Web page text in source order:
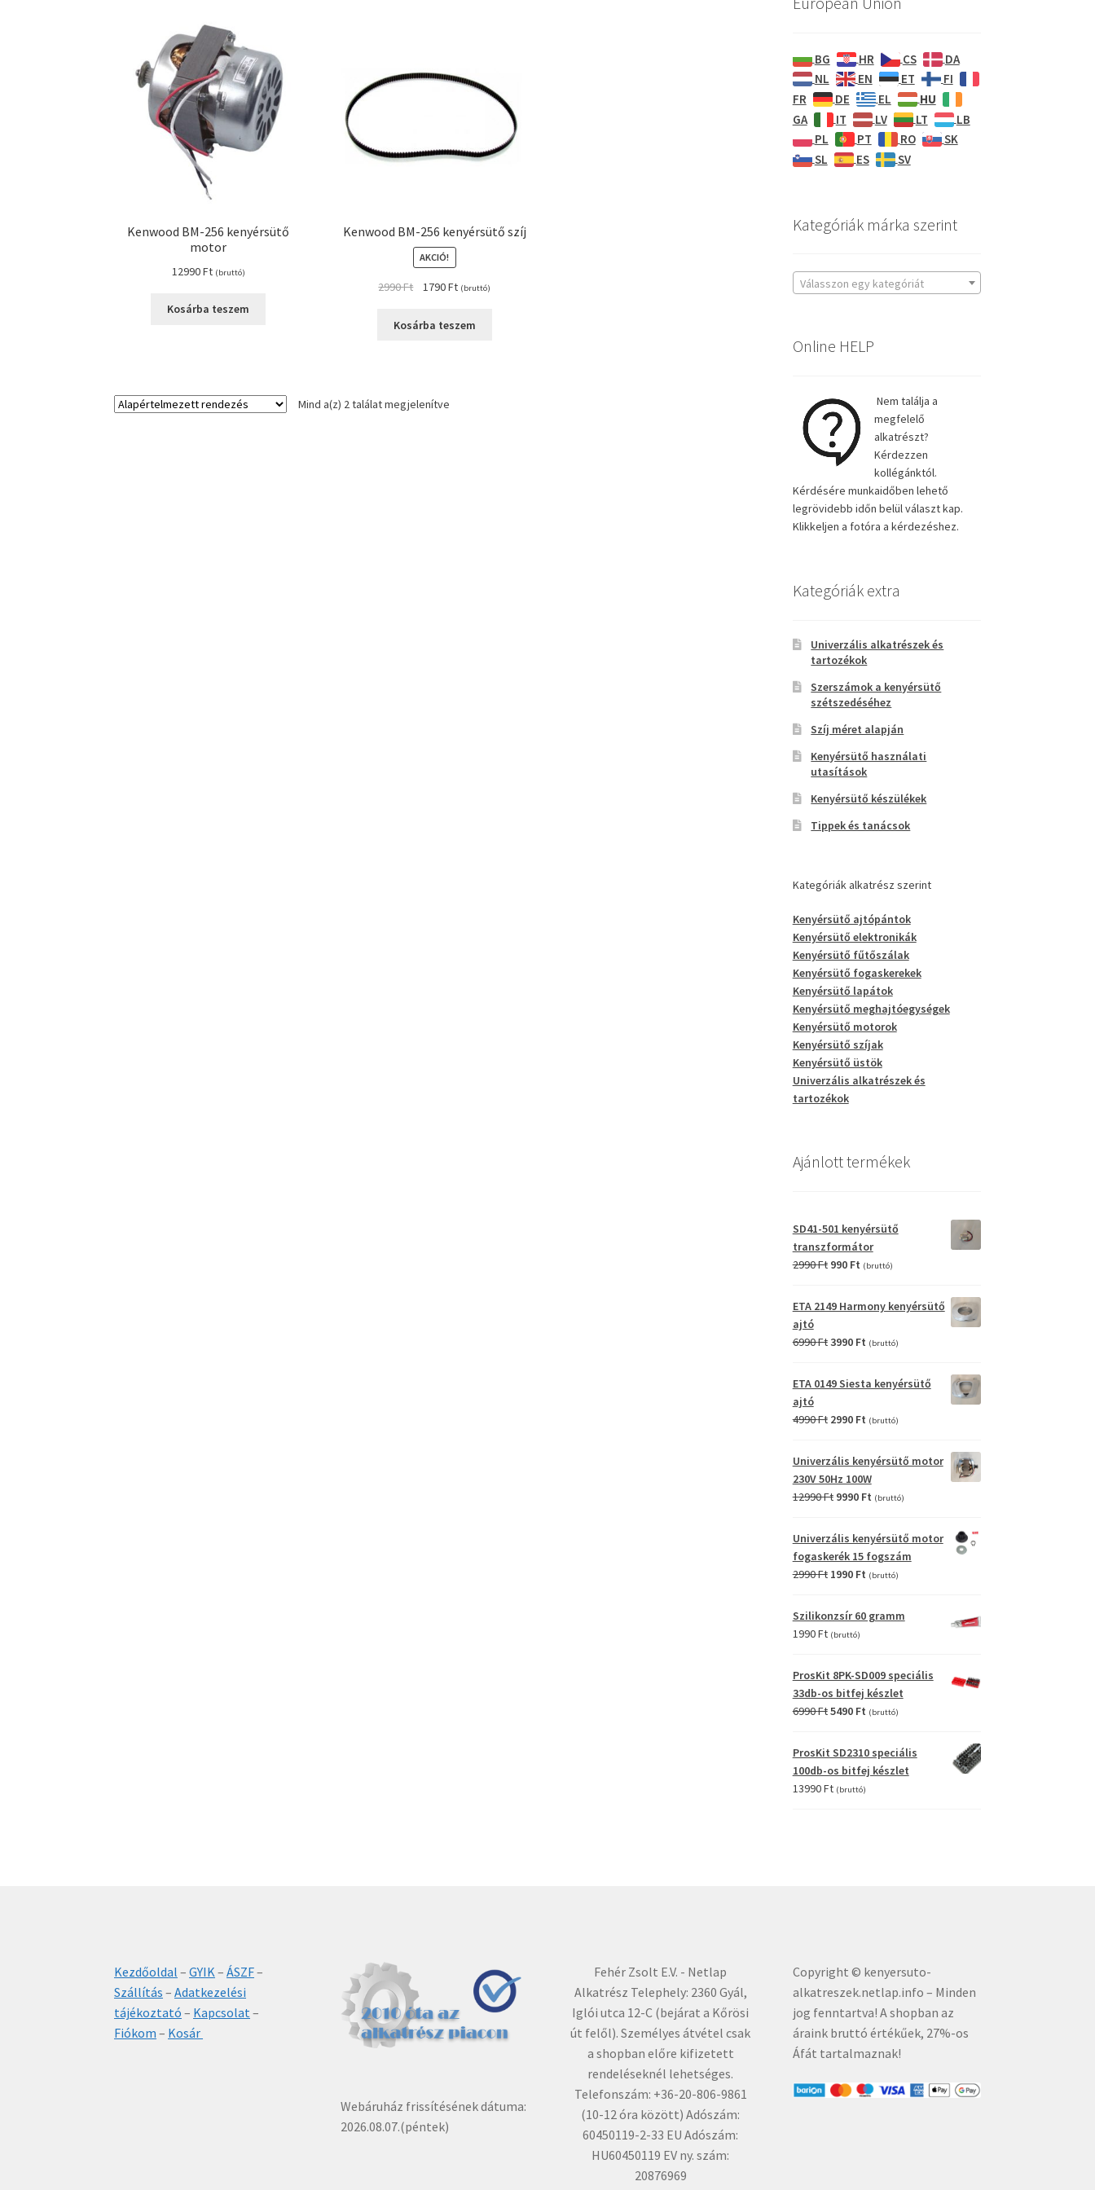
Kenwood BM-256 kenyérsütő
motor
12990Ft (bruttó)
Kosárba teszem
Kenwood BM-256 kenyérsütő szíj
AKCIÓ!
2990Ft
Original
was:
1790FtCurrent
is:
(bruttó)
Kosárba teszem
Mind a(z) 2 találat megjelenítve
BG HR CS
DA
NL
EN ET
FI
FR
DE EL
HU
GA
IT LV LT
LB
PL
PT RO
SK
SL
ES SV
Kategóriák márka szerint
Válasszon egy kategóriát
Online HELP
Nem találja a
megfelelő
alkatrészt?
Kérdezzen
kollégánktól.
Kérdésére munkaidőben lehető
legrövidebb időn belül választ kap.
Klikkeljen a fotóra a kérdezéshez.
Kategóriák extra
Univerzális alkatrészek és
tartozékok
Szerszámok a kenyérsütő
szétszedéséhez
Szíj méret alapján
Kenyérsütő használati
utasítások
Kenyérsütő készülékek
Tippek és tanácsok
Kategóriák alkatrész szerint
Kenyérsütő ajtópántok
Kenyérsütő elektronikák
Kenyérsütő fűtőszálak
Kenyérsütő fogaskerekek
Kenyérsütő lapátok
Kenyérsütő meghajtóegységek
Kenyérsütő motorok
Kenyérsütő szíjak
Kenyérsütő üstök
Univerzális alkatrészek és
tartozékok
Ajánlott termékek
SD41-501 kenyérsütő
transzformátor
2990Ft Original
was:
990 FtCurrent
990 Ft.
(bruttó)
ETA 2149 Harmony kenyérsütő
ajtó
6990FtOriginal
was:
3990 FtCurrent
is:
3990 Ft.
(bruttó)
ETA 0149 Siesta kenyérsütő
ajtó
4990Ft Original
was:
4990 Ft.
2990 FtCurrent
2990 Ft.
(bruttó)
Univerzális kenyérsütő motor
230V 50Hz 100W
12990Ft Original
was:
12990 Ft.
9990 FtCurrent
is:
9990 Ft.
(bruttó)
Univerzális kenyérsütő motor
fogaskerék 15 fogszám
2990Ft Original
was:
1990 FtCurrent
is:
1990 Ft.
(bruttó)
Szilikonzsír 60 gramm
1990Ft (bruttó)
ProsKit 8PK-SD009 speciális
33db-os bitfej készlet
6990FtOriginal
was:
6990 Ft.
5490 FtCurrent
is:
5490 Ft.
(bruttó)
ProsKit SD2310 speciális
100db-os bitfej készlet
13990Ft (bruttó)
Kezdőoldal –GYIK–ÁSZF–
Szállítás –Adatkezelési
tájékoztató – Kapcsolat–
Fiókom – Kosár
Webáruház frissítésének dátuma:
2026.08.07.(péntek)
Fehér Zsolt E.V. - Netlap
Alkatrész Telephely: 2360 Gyál,
Iglói utca 12-C (bejárat a Kőrösi
út felől). Személyes átvétel csak
a shopban előre kifizetett
rendeléseknél lehetséges.
Telefonszám: +36-20-806-9861
(10-12 óra között) Adószám:
60450119-2-33 EU Adószám:
HU60450119 EV ny. szám:
20876969
Copyright © kenyersuto-
alkatreszek.netlap.info – Minden
jog fenntartva! A shopban az
áraink bruttó értékűek, 27%-os
Áfát tartalmaznak!